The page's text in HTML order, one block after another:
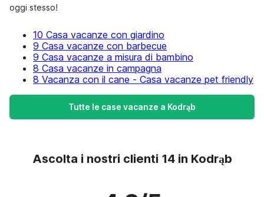
oggi stesso!
10 Casa vacanze con giardino
9 Casa vacanze con barbecue
9 Casa vacanze a misura di bambino
8 Casa vacanze in campagna
8 Vacanza con il cane - Casa vacanze pet friendly
Tutte le case vacanze a Kodrąb
Ascolta i nostri clienti 14 in Kodrąb